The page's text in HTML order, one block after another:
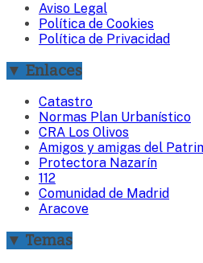
Aviso Legal
Política de Cookies
Política de Privacidad
▼ Enlaces
Catastro
Normas Plan Urbanístico
CRA Los Olivos
Amigos y amigas del
Protectora Nazarín
112
Comunidad de Madrid
Aracove
▼ Temas